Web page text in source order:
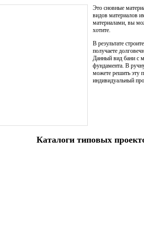
Это сновные
видов материалов
материалами, вы
хотите.
В результате
получаете
Данный вид бани с
фундамента. В
можете решить эту
индивидуальный
Каталоги типовых